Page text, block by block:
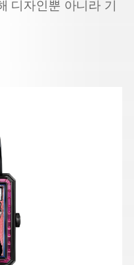
디자인뿐 아니라 기